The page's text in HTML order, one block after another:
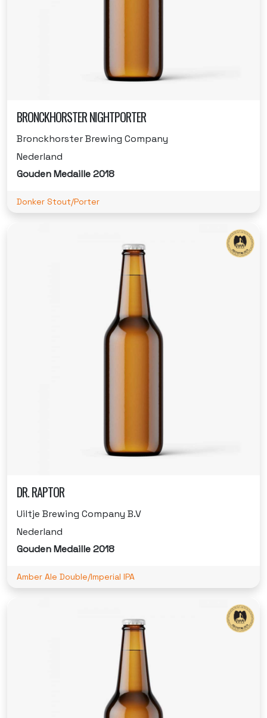
BRONCKHORSTER NIGHTPORTER
Bronckhorster Brewing Company
Nederland
Gouden Medaille 2018
Donker Stout/Porter
DR. RAPTOR
Uiltje Brewing Company B.V
Nederland
Gouden Medaille 2018
Amber Ale Double/Imperial IPA